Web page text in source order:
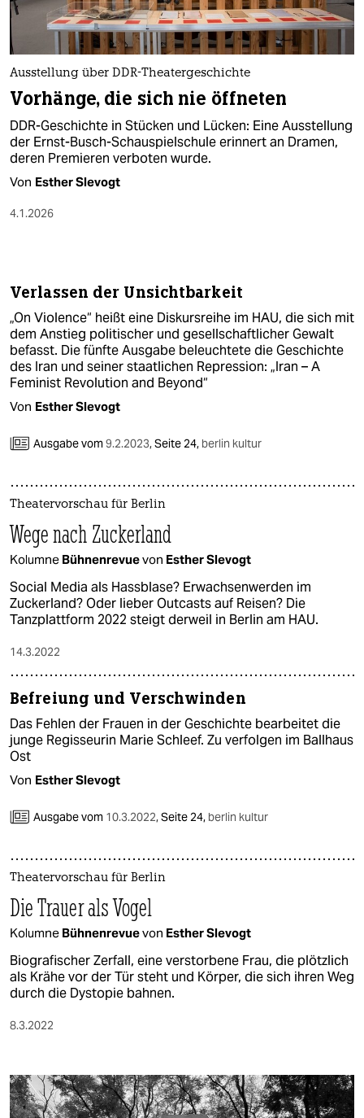
nord
wahrheit
verlag
verlag
veranstaltungen
shop
genossenschaft
epaper login
Ausstellung über DDR-Theatergeschichte
Vorhänge, die sich nie öffneten
DDR-Geschichte in Stücken und Lücken: Eine Ausstellung
der Ernst-Busch-Schauspielschule erinnert an Dramen,
deren Premieren verboten wurde.
Von Esther Slevogt
4.1.2026
Verlassen der Unsichtbarkeit
„On Violence“ heißt eine Diskursreihe im HAU, die sich mit
dem Anstieg politischer und gesellschaftlicher Gewalt
befasst. Die fünfte Ausgabe beleuchtete die Geschichte
des Iran und seiner staatlichen Repression: „Iran – A
Feminist Revolution and Beyond“
Von Esther Slevogt
Ausgabe vom9.2.2023,Seite 24, berlin kultur
Theatervorschau für Berlin
Wege nach Zuckerland
Kolumne Bühnenrevuevon Esther Slevogt
Social Media als Hassblase? Erwachsenwerden im
Zuckerland? Oder lieber Outcasts auf Reisen? Die
Tanzplattform 2022 steigt derweil in Berlin am HAU.
14.3.2022
Befreiung und Verschwinden
Das Fehlen der Frauen in der Geschichte bearbeitet die
junge Regisseurin Marie Schleef. Zu verfolgen im Ballhaus
Ost
Von Esther Slevogt
Ausgabe vom 10.3.2022,Seite 24, berlin kultur
Theatervorschau für Berlin
Die Trauer als Vogel
Kolumne Bühnenrevuevon Esther Slevogt
Biografischer Zerfall, eine verstorbene Frau, die plötzlich
als Krähe vor der Tür steht und Körper, die sich ihren Weg
durch die Dystopie bahnen.
8.3.2022